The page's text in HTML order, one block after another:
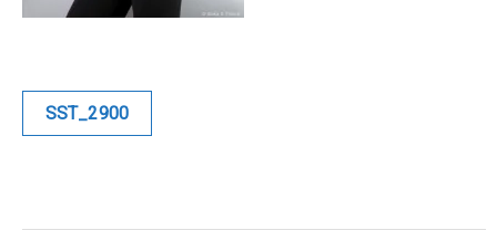
Sunustreet
Fashion
Navigation
SST_2900